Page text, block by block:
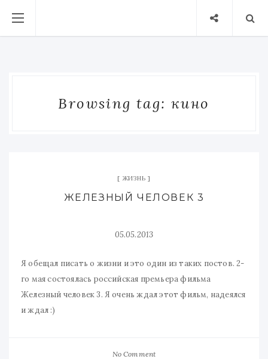
Browsing tag: кино
ЖИЗНЬ
ЖЕЛЕЗНЫЙ ЧЕЛОВЕК 3
05.05.2013
Я обещал писать о жизни и это один из таких постов. 2-
го мая состоялась российская премьера фильма
Железный человек 3. Я очень ждал этот фильм, надеялся
и ждал :)
No Comment